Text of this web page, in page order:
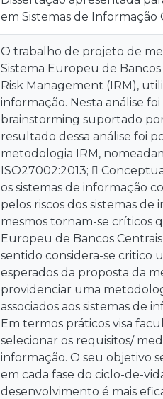
em Sistemas de Informação
O trabalho de projeto de
Sistema Europeu de
Risk Management (IRM),
informação. Nesta análise
brainstorming suportado
resultado dessa análise foi
metodologia IRM,
ISO27002:2013; 
os sistemas de informação
pelos riscos dos sistemas
mesmos tornam-se críticos
Europeu de Bancos
sentido considera-se critico
esperados da proposta da
providenciar uma
associados aos sistemas de
Em termos práticos visa
selecionar os requisitos/
informação. O seu objetivo
em cada fase do ciclo-de-
desenvolvimento é mais